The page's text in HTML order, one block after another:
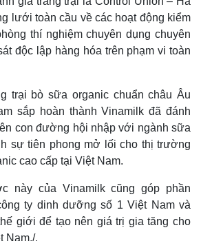
Tỷ giá
Chứng khoán
Giá cà phê
lưới toàn cầu về các hoạt động kiểm
thí nghiệm chuyên dụng chuyên
độc lập hàng hóa trên phạm vi toàn
trại bò sữa organic chuẩn châu Âu
sắp hoàn thành Vinamilk đã đánh
con đường hội nhập với ngành sữa
sự tiên phong mở lối cho thị trường
cao cấp tại Việt Nam.
này của Vinamilk cũng góp phần
ty dinh dưỡng số 1 Việt Nam và
giới để tạo nên giá trị gia tăng cho
Nam./.